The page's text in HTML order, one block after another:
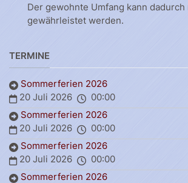
Der gewohnte Umfang kann
gewährleistet werden.
TERMINE
Sommerferien 2026
20 Juli 2026
00:00
Sommerferien 2026
20 Juli 2026
00:00
Sommerferien 2026
20 Juli 2026
00:00
Sommerferien 2026